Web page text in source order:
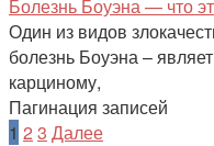
Болезнь Боуэна — что
Один из видов
болезнь Боуэна –
карциному,
Пагинация записей
1 2 3 Далее